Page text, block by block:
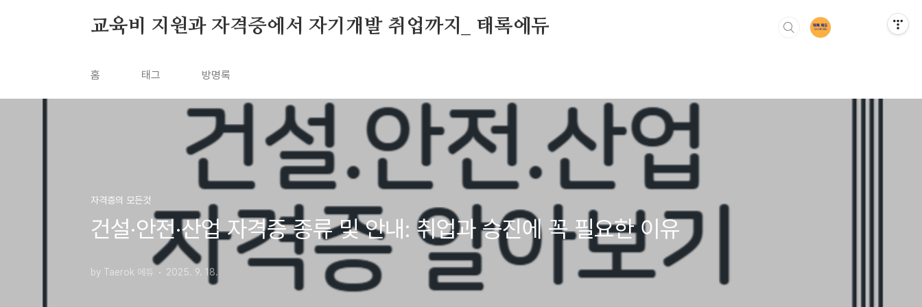
교육비 지원과 자격증에서 자기개발 취업까지_ 태록에듀
홈 태그 방명록
자격증의 모든것
건설·안전·산업 자격증 종류 및 안내: 취업과 승진에 꼭 필요한 이유
by Taerok 에듀 2025. 9. 18.